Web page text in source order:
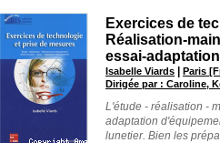
Exercices de
Réalisation-
essai-
Isabelle Viards |Paris
Dirigée par : Caroline,
L'étude - réalisation -
adaptation
lunetier. Bien les